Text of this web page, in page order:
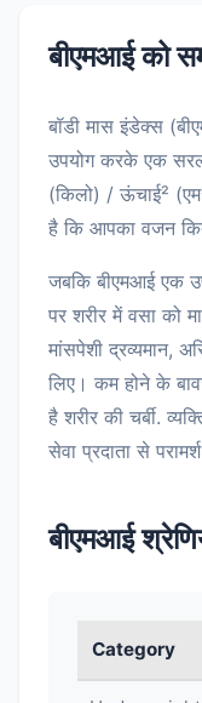
बीएमआई को
बॉडी मास इंडेक्स
उपयोग करके एक
(किलो) / ऊंचाई²
है कि आपका वजन
जबकि बीएमआई एक
पर शरीर में वसा को
मांसपेशी द्रव्यमान,
लिए। कम होने के
है शरीर की चर्बी.
सेवा प्रदाता से
बीएमआई
Category